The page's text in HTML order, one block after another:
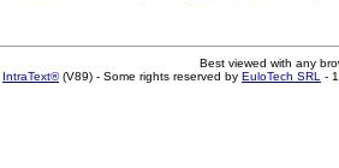
Best viewed with any
IntraText®(V89) - Some rights reserved by EuloTech SRL -